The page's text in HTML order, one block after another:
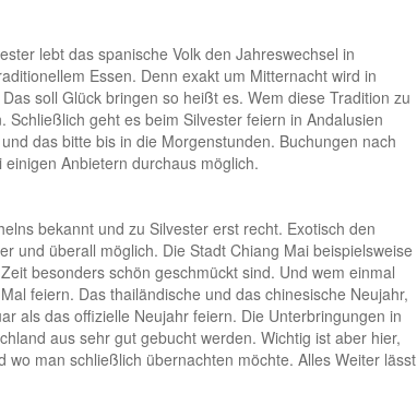
lebt das spanische Volk den Jahreswechsel in
Essen. Denn exakt um Mitternacht wird in
soll Glück bringen so heißt es. Wem diese Tradition zu
Schließlich geht es beim Silvester feiern in Andalusien
das bitte bis in die Morgenstunden. Buchungen nach
Anbietern durchaus möglich.
bekannt und zu Silvester erst recht. Exotisch den
und überall möglich. Die Stadt Chiang Mai beispielsweise
besonders schön geschmückt sind. Und wem einmal
feiern. Das thailändische und das chinesische Neujahr,
als das offizielle Neujahr feiern. Die Unterbringungen in
aus sehr gut gebucht werden. Wichtig ist aber hier,
man schließlich übernachten möchte. Alles Weiter lässt